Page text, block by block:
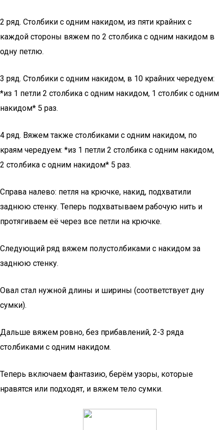
2 ряд. Столбики с одним накидом, из пяти крайних с
каждой стороны вяжем по 2 столбика с одним накидом в
одну петлю.
3 ряд. Столбики с одним накидом, в 10 крайних чередуем:
*из 1 петли 2 столбика с одним накидом, 1 столбик с одним
накидом* 5 раз.
4 ряд. Вяжем также столбиками с одним накидом, по
краям чередуем: *из 1 петли 2 столбика с одним накидом,
2 столбика с одним накидом* 5 раз.
Справа налево: петля на крючке, накид, подхватили
заднюю стенку. Теперь подхватываем рабочую нить и
протягиваем её через все петли на крючке.
Следующий ряд вяжем полустолбиками с накидом за
заднюю стенку.
Овал стал нужной длины и ширины (соответствует дну
сумки).
Дальше вяжем ровно, без прибавлений, 2-3 ряда
столбиками с одним накидом.
Теперь включаем фантазию, берём узоры, которые
нравятся или подходят, и вяжем тело сумки.